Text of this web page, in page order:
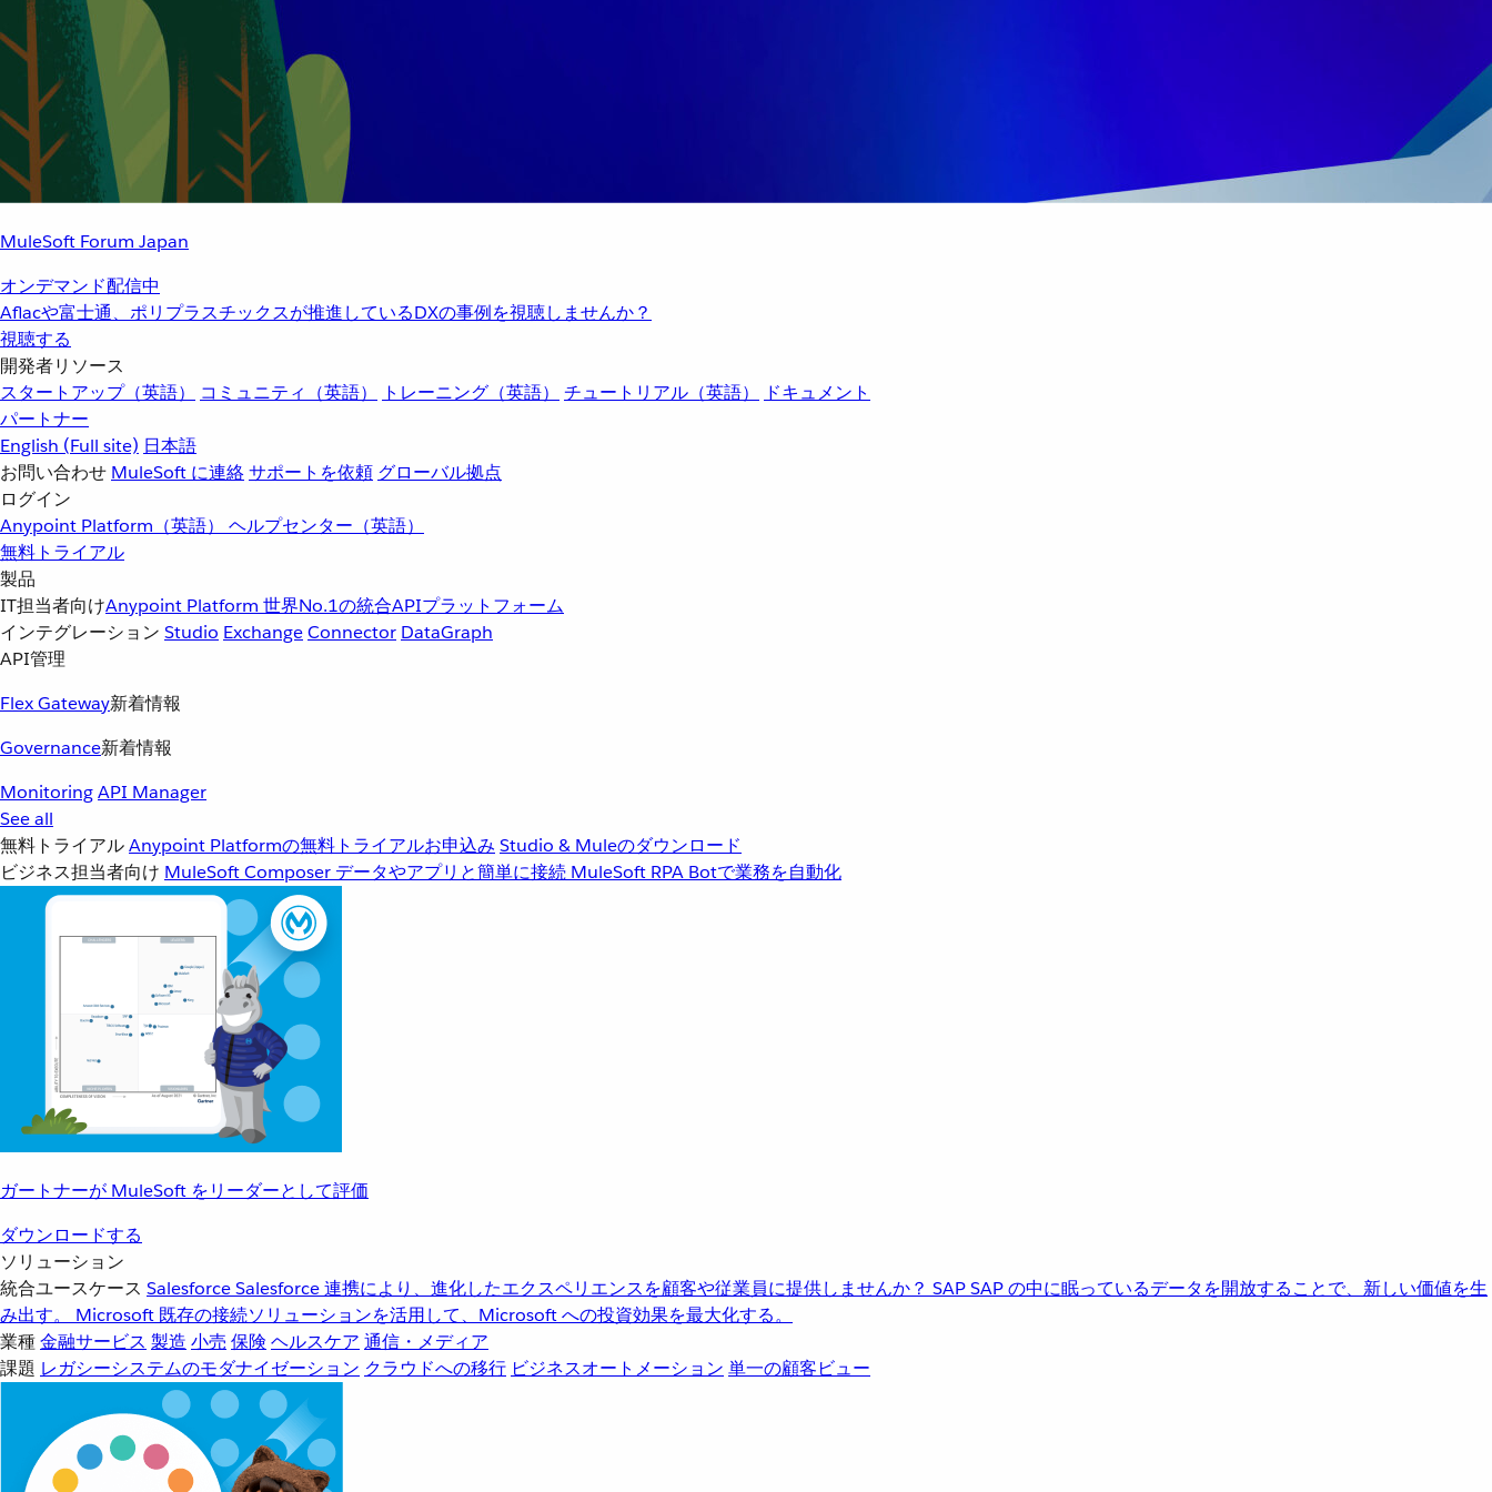
MuleSoft Forum Japan
オンデマンド配信中
Aflacや富士通、ポリプラスチックスが推進しているDXの事例を視聴しませんか？
視聴する
開発者リソース
スタートアップ（英語）
コミュニティ（英語） トレーニング（英語） チュートリアル（英語）
ドキュメント
パートナー
English (Full site) 日本語
お問い合わせ MuleSoft に連絡サポートを依頼 グローバル拠点
ログイン
Anypoint Platform（英語） ヘルプセンター（英語）
無料トライアル
製品
IT担当者向けAnypoint Platform 世界No.1の統合APIプラットフォーム
インテグレーション Studio ExchangeConnector DataGraph
API管理
Flex Gateway新着情報
Governance新着情報
MonitoringAPI Manager
See all
無料トライアルAnypoint Platformの無料トライアルお申込み Studio & Muleのダウンロード
ビジネス担当者向け MuleSoft Composer データやアプリと簡単に接続 MuleSoft RPA Botで業務を自動化
ガートナーが MuleSoft をリーダーとして評価
ダウンロードする
ソリューション
統合ユースケース SalesforceSalesforce 連携により、進化したエクスペリエンスを顧客や従業員に提供しませんか？ SAPSAP の中に眠っているデータを開放することで、新しい価値を生
み出す。
Microsoft 既存の接続ソリューションを活用して、Microsoft への投資効果を最大化する。
業種金融サービス 製造 小売 保険 ヘルスケア 通信・メディア
課題 レガシーシステムのモダナイゼーション クラウドへの移行 ビジネスオートメーション 単一の顧客ビュー